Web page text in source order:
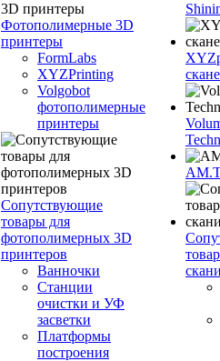
Фотополимерные 3D
принтеры
FormLabs
XYZPrinting
Volgobot
фотополимерные
принтеры
Сопутствующие
товары для
фотополимерных 3D
принтеров
Ванночки
Станции
очистки и УФ
засветки
Платформы
построения